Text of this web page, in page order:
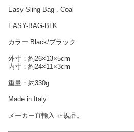
Easy Sling Bag . Coal
EASY-BAG-BLK
カラー:Black/ブラック
外寸：約26×13×5cm
内寸：約24×11×3cm
重量：約330g
Made in Italy
メーカー直輸入 正規品。